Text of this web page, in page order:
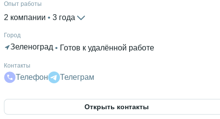
Опыт работы
2 компании 3 года
Город
Зеленоград • Готов к удалённой работе
Контакты
Телефон Телеграм
Открыть контакты